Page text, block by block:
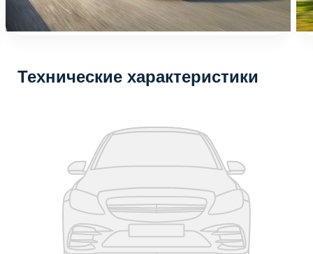
Технические характеристики